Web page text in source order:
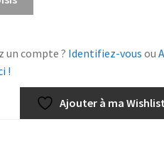
un compte ? Identifiez-vous ou
!
Ajouter à ma Wishlist